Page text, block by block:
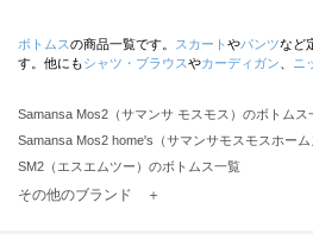
ボトムスの商品一覧です。 スカート やパンツなど
す。他にもシャツ・ブラウスやカーディガン ニ
Samansa Mos2（サマンサ モスモス）のボトムス
Samansa Mos2 home's（サマンサモスモスホー
SM2（エスエムツー）のボトムス一覧
TSUHARU by Samansa Mos2（ツハルバイサマン
その他のブランド ＋